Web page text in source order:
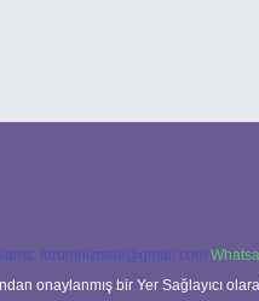
forumhizmeti@gmail.com
onaylanmış bir Yer Sağlayıcı